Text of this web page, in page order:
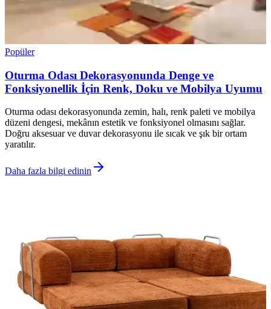
Popüler
Oturma Odası Dekorasyonunda Denge ve
Fonksiyonellik İçin Renk, Doku ve Mobilya Uyumu
Oturma odası dekorasyonunda zemin, halı, renk paleti ve mobilya
düzeni dengesi, mekânın estetik ve fonksiyonel olmasını sağlar.
Doğru aksesuar ve duvar dekorasyonu ile sıcak ve şık bir ortam
yaratılır.
Daha fazla bilgi edinin